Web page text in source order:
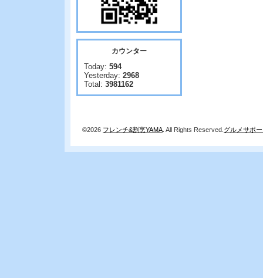
カウンター
Today: 594
Yesterday: 2968
Total: 3981162
©2026 フレンチ&割烹YAMA . All Rights Reserved. グルメサポ